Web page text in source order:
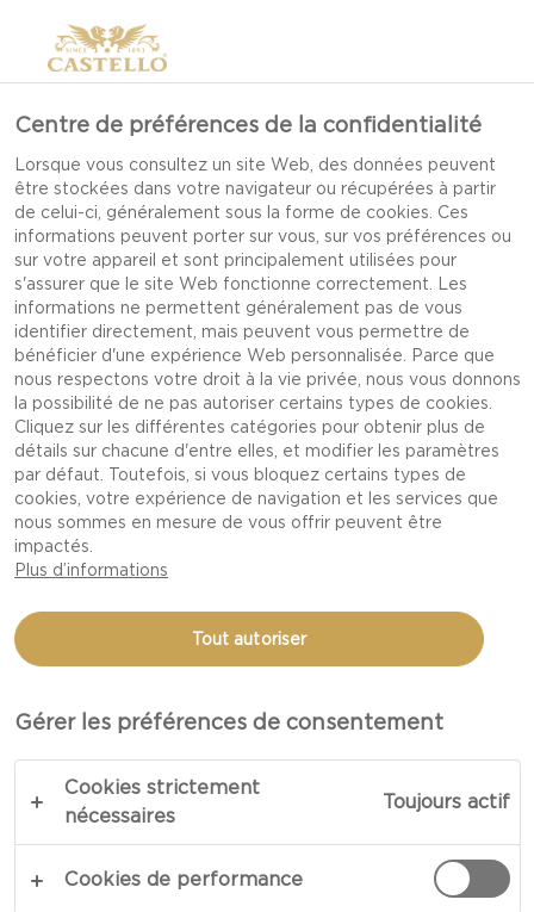
PLATEAUX DES
FROMAGES
UNE DES MANIÈRES LES PLUS SIMPLES ET LES
PLUS DÉLICIEUSES DE DÉGUSTER DU FROMAGE.
PRENEZ VOTRE PLATEAU PRÉFÉRÉ ET
MÉLANGEZ LES FROMAGES ET LES ACCORDS
POUR SURPRENDRE ET RAVIR VOS PAPILLES
GUSTATIVES.
DES OCCASIONS QUI FONT
PLAISIR
Peu importe le motif et les convives, vous êtes assuré de
servir des délices qui rassemblent les gens. Castello vous
Centre de préférences de la confidentialité
Lorsque vous consultez un site Web, des données peuvent
être stockées dans votre navigateur ou récupérées à partir
de celui-ci, généralement sous la forme de cookies. Ces
informations peuvent porter sur vous, sur vos préférences ou
sur votre appareil et sont principalement utilisées pour
s'assurer que le site Web fonctionne correctement. Les
informations ne permettent généralement pas de vous
identifier directement, mais peuvent vous permettre de
bénéficier d'une expérience Web personnalisée. Parce que
nous respectons votre droit à la vie privée, nous vous donnons
la possibilité de ne pas autoriser certains types de cookies.
Cliquez sur les différentes catégories pour obtenir plus de
détails sur chacune d'entre elles, et modifier les paramètres
par défaut. Toutefois, si vous bloquez certains types de
cookies, votre expérience de navigation et les services que
nous sommes en mesure de vous offrir peuvent être
impactés.
Plus d’informations
Tout autoriser
Gérer les préférences de consentement
Cookies strictement
nécessaires
Toujours actif
Cookies de performance